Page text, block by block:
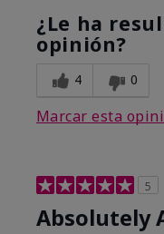
¿Le ha
opinión?
4 0
Marcar esta
5
Absolutely